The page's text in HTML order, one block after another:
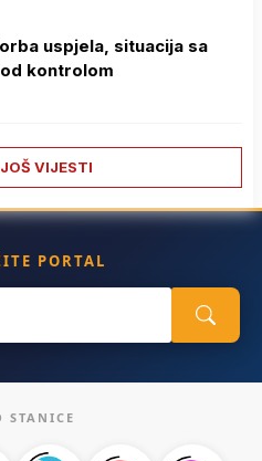
uspjela, situacija sa
kontrolom
VIJESTI
PORTAL
STANICE